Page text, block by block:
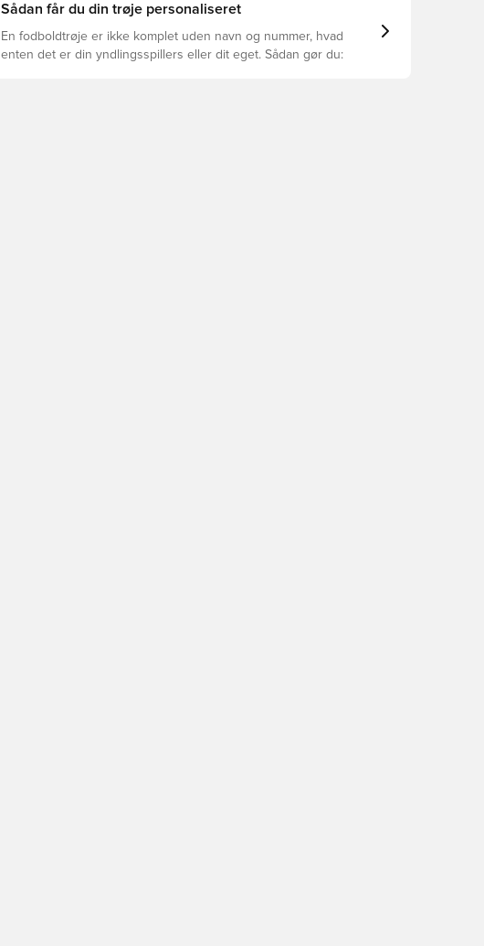
Sådan får du din trøje personaliseret
En fodboldtrøje er ikke komplet uden navn og nummer, hvad
enten det er din yndlingsspillers eller dit eget. Sådan gør du: